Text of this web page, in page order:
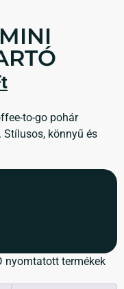
to-go pohár
könnyű és
nyomtatott termékek